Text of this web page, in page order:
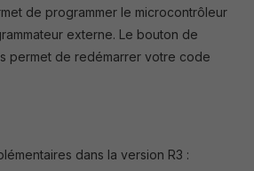
de programmer le microcontrôleur
externe. Le bouton de
permet de redémarrer votre code
dans la version R3 :